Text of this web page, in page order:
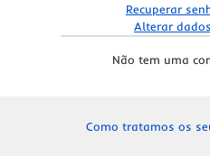
Recuperar
Alterar
Não tem uma
Como tratamos os